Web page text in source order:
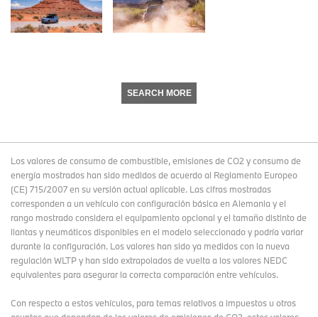
SEARCH MORE
Los valores de consumo de combustible, emisiones de CO2 y consumo de
energía mostrados han sido medidos de acuerdo al Reglamento Europeo
(CE) 715/2007 en su versión actual aplicable. Las cifras mostradas
corresponden a un vehículo con configuración básica en Alemania y el
rango mostrado considera el equipamiento opcional y el tamaño distinto de
llantas y neumáticos disponibles en el modelo seleccionado y podría variar
durante la configuración. Los valores han sido ya medidos con la nueva
regulación WLTP y han sido extrapolados de vuelta a los valores NEDC
equivalentes para asegurar la correcta comparación entre vehículos.
Con respecto a estos vehículos, para temas relativos a impuestos u otros